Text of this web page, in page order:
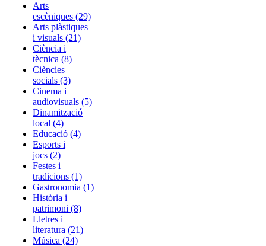
Arts
escèniques (29)
Arts plàstiques
i visuals (21)
Ciència i
tècnica (8)
Ciències
socials (3)
Cinema i
audiovisuals (5)
Dinamització
local (4)
Educació (4)
Esports i
jocs (2)
Festes i
tradicions (1)
Gastronomia (1)
Història i
patrimoni (8)
Lletres i
literatura (21)
Música (24)